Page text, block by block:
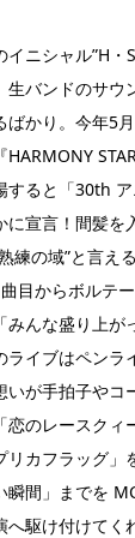
ニシャル”H・
生バンドのサウ
ばかり。今年5
HARMONY
すると「30th
に宣言！間髪を
練の域”と言え
目からボルテ
みんな盛り上
ライブはペンラ
いが手拍子や
恋のレースクィ
リカフラッグ」
瞬間」までを
へ駆け付けてく